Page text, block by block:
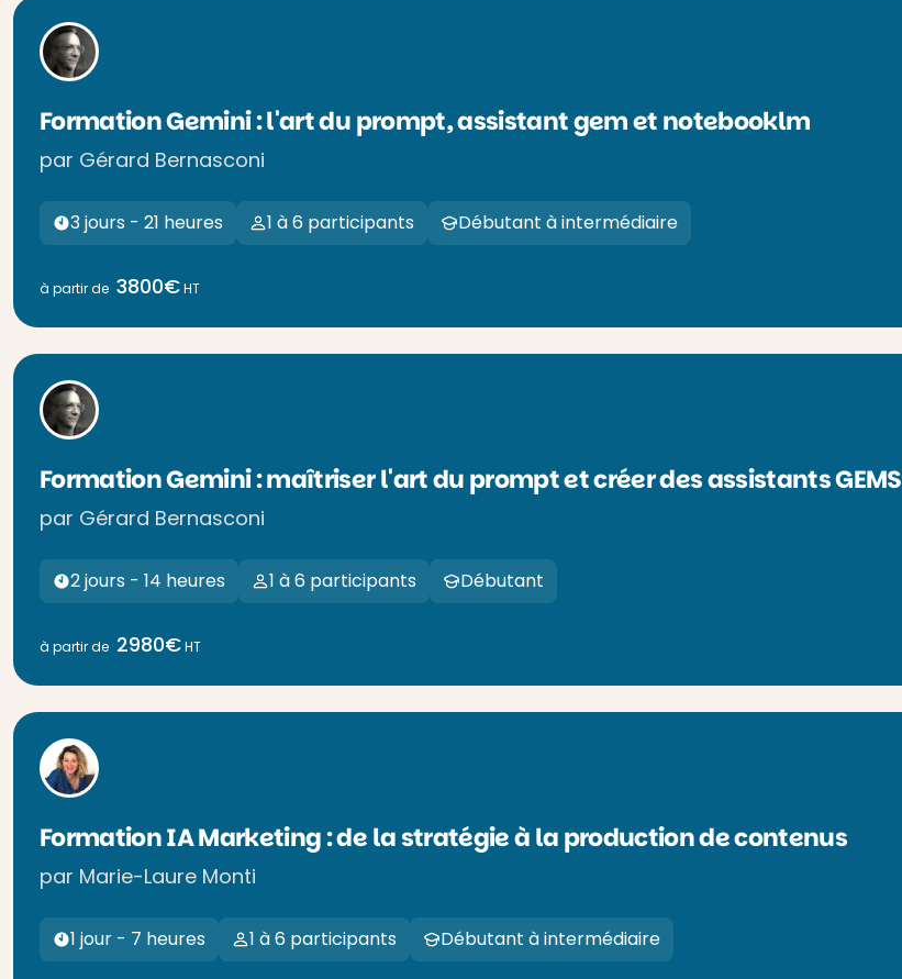
Formation Gemini : l'art du prompt, assistant gem et notebooklm
par Gérard Bernasconi
3 jours - 21 heures 1 à 6 participants Débutant à intermédiaire
à partir de 3800€HT
Formation Gemini : maîtriser l'art du prompt et créer des assistants GEMS
par Gérard Bernasconi
2 jours - 14 heures 1 à 6 participants Débutant
à partir de 2980€HT
Formation IA Marketing : de la stratégie à la production de contenus
par Marie-Laure Monti
1 jour - 7 heures 1 à 6 participants Débutant à intermédiaire